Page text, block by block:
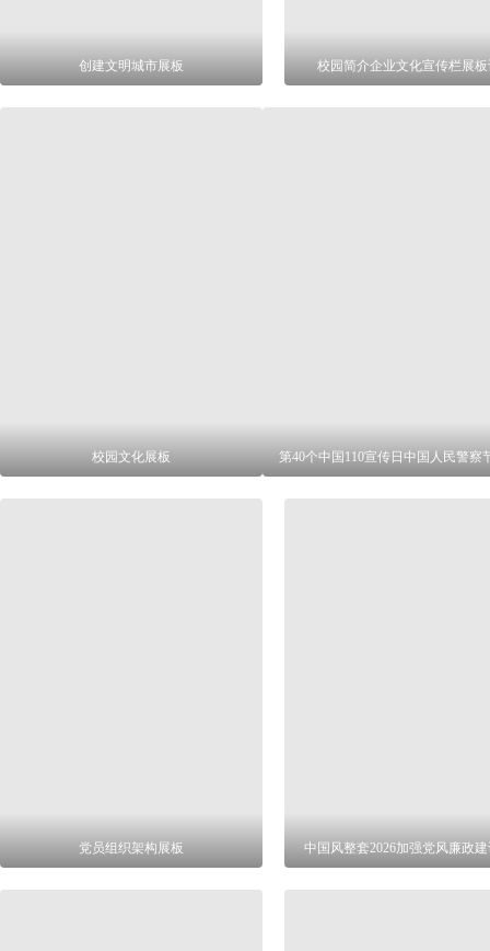
创建文明城市展板 校园简介企业文化宣传栏展
校园文化展板 第40个中国110宣传日中国人民警察
党员组织架构展板 中国风整套2026加强党风廉政